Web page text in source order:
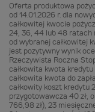
Oferta produktowa
od 14.01.2026 r. dla
całkowitej kwocie
24, 36, 44 lub 48 ratach
od wybranej całkowitej
jest pozytywny wynik
Rzeczywista Roczna
całkowita kwota
całkowita kwota do
całkowity koszt kredytu
przygotowawcza 40 zł,
766,98 zł), 23